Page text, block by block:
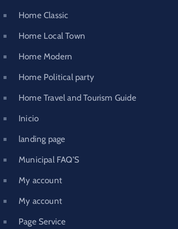
Home Classic
Home Local Town
Home Modern
Home Political party
Home Travel and Tourism Guide
Inicio
landing page
Municipal FAQ’S
My account
My account
Page Service